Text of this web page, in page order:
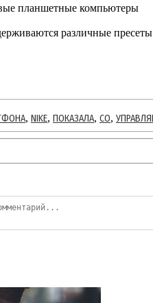
планшетные компьютеры
различные
, NIKE, ПОКАЗАЛА, СО,